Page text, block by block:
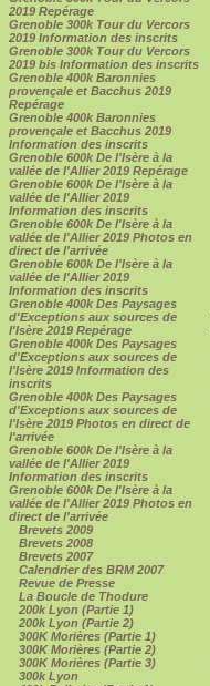
2019 Repérage
Grenoble 300k Tour du Vercors
2019 Information des inscrits
Grenoble 300k Tour du Vercors
2019 bis Information des inscrits
Grenoble 400k Baronnies
provençale et Bacchus 2019
Repérage
Grenoble 400k Baronnies
provençale et Bacchus 2019
Information des inscrits
Grenoble 600k De l'Isère à la
vallée de l'Allier 2019 Repérage
Grenoble 600k De l'Isère à la
vallée de l'Allier 2019
Information des inscrits
Grenoble 600k De l'Isère à la
vallée de l'Allier 2019 Photos en
direct de l'arrivée
Grenoble 600k De l'Isère à la
vallée de l'Allier 2019
Information des inscrits
Grenoble 400k Des Paysages
d'Exceptions aux sources de
l'Isère 2019 Repérage
Grenoble 400k Des Paysages
d'Exceptions aux sources de
l'Isère 2019 Information des
inscrits
Grenoble 400k Des Paysages
d'Exceptions aux sources de
l'Isère 2019 Photos en direct de
l'arrivée
Grenoble 600k De l'Isère à la
vallée de l'Allier 2019
Information des inscrits
Grenoble 600k De l'Isère à la
vallée de l'Allier 2019 Photos en
direct de l'arrivée
Brevets 2009
Brevets 2008
Brevets 2007
Calendrier des BRM 2007
Revue de Presse
La Boucle de Thodure
200k Lyon (Partie 1)
200k Lyon (Partie 2)
300K Morières (Partie 1)
300K Morières (Partie 2)
300K Morières (Partie 3)
300k Lyon